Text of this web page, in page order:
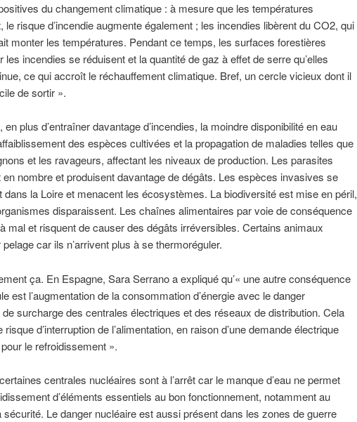
du changement climatique : à mesure que les températures
le risque d’incendie augmente également ; les incendies libèrent du CO2, qui
monter les températures. Pendant ce temps, les surfaces forestières
les incendies se réduisent et la quantité de gaz à effet de serre qu’elles
ce qui accroît le réchauffement climatique. Bref, un cercle vicieux dont il
de sortir ».
en plus d’entraîner davantage d’incendies, la moindre disponibilité en eau
des espèces cultivées et la propagation de maladies telles que
et les ravageurs, affectant les niveaux de production. Les parasites
en nombre et produisent davantage de dégâts. Les espèces invasives se
dans la Loire et menacent les écosystèmes. La biodiversité est mise en péril,
disparaissent. Les chaînes alimentaires par voie de conséquence
mal et risquent de causer des dégâts irréversibles. Certains animaux
car ils n’arrivent plus à se thermoréguler.
ça. En Espagne, Sara Serrano a expliqué qu’« une autre conséquence
est l’augmentation de la consommation d’énergie avec le danger
surcharge des centrales électriques et des réseaux de distribution. Cela
risque d’interruption de l’alimentation, en raison d’une demande électrique
le refroidissement ».
centrales nucléaires sont à l’arrêt car le manque d’eau ne permet
d’éléments essentiels au bon fonctionnement, notamment au
sécurité. Le danger nucléaire est aussi présent dans les zones de guerre